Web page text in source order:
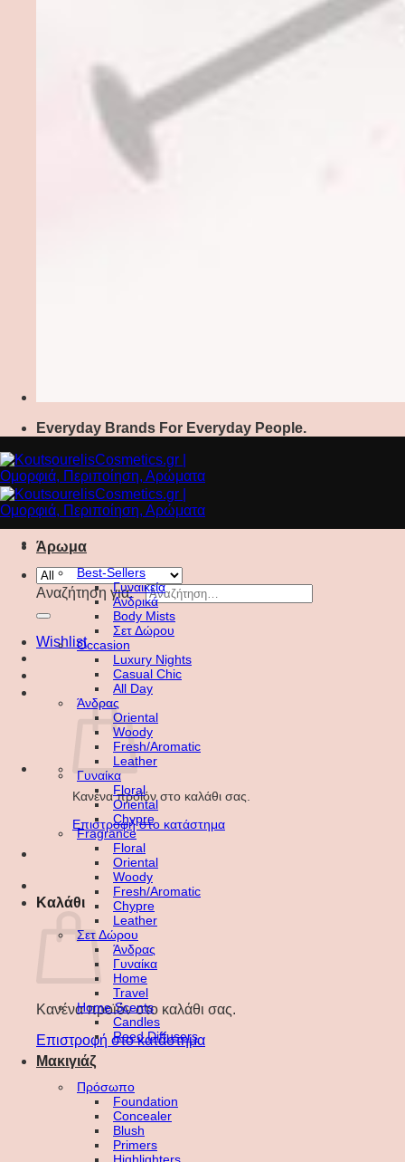
Everyday Brands For Everyday People.
Αναζήτηση για:
Wishlist
Κανένα προϊόν στο καλάθι σας.
Επιστροφή στο κατάστημα
Καλάθι
Κανένα προϊόν στο καλάθι σας.
Επιστροφή στο κατάστημα
Άρωμα
Best-Sellers
Γυναικεία
Ανδρικά
Body Mists
Σετ Δώρου
Occasion
Luxury Nights
Casual Chic
All Day
Άνδρας
Oriental
Woody
Fresh/Aromatic
Leather
Γυναίκα
Floral
Oriental
Chypre
Fragrance
Floral
Oriental
Woody
Fresh/Aromatic
Chypre
Leather
Σετ Δώρου
Άνδρας
Γυναίκα
Home
Travel
Home Scents
Candles
Reed Diffusers
Μακιγιάζ
Πρόσωπο
Foundation
Concealer
Blush
Primers